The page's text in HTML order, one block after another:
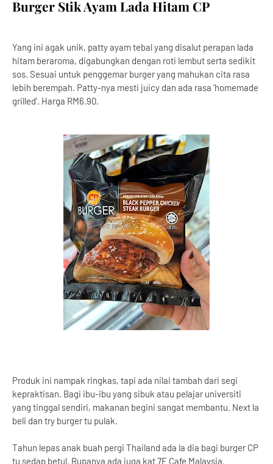
Burger Stik Ayam Lada Hitam CP
Yang ini agak unik, patty ayam tebal yang disalut perapan lada
hitam beraroma, digabungkan dengan roti lembut serta sedikit
sos. Sesuai untuk penggemar burger yang mahukan cita rasa
lebih berempah. Patty-nya mesti juicy dan ada rasa ‘homemade
grilled’. Harga RM6.90.
Produk ini nampak ringkas, tapi ada nilai tambah dari segi
kepraktisan. Bagi ibu-ibu yang sibuk atau pelajar universiti
yang tinggal sendiri, makanan begini sangat membantu. Next la
beli dan try burger tu pulak.
Tahun lepas anak buah pergi Thailand ada la dia bagi burger CP
tu sedap betul. Rupanya ada juga kat 7E Cafe Malaysia.